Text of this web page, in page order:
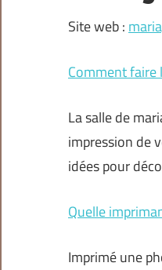
Site web :
Comment faire
La salle de
impression de
idées pour
Quelle
Imprimé une